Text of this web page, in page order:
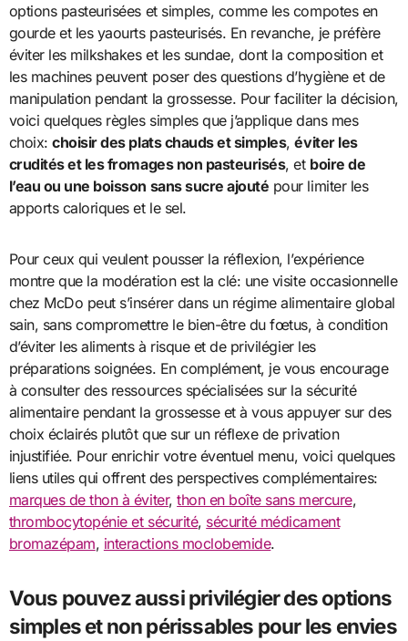
options pasteurisées et simples, comme les compotes en
gourde et les yaourts pasteurisés. En revanche, je préfère
éviter les milkshakes et les sundae, dont la composition et
les machines peuvent poser des questions d’hygiène et de
manipulation pendant la grossesse. Pour faciliter la décision,
voici quelques règles simples que j’applique dans mes
choix:choisir des plats chauds et simples,éviter les
crudités et les fromages non pasteurisés, et boire de
l’eau ou une boisson sans sucre ajouté pour limiter les
apports caloriques et le sel.
Pour ceux qui veulent pousser la réflexion, l’expérience
montre que la modération est la clé: une visite occasionnelle
chez McDo peut s’insérer dans un régime alimentaire global
sain, sans compromettre le bien-être du fœtus, à condition
d’éviter les aliments à risque et de privilégier les
préparations soignées. En complément, je vous encourage
à consulter des ressources spécialisées sur la sécurité
alimentaire pendant la grossesse et à vous appuyer sur des
choix éclairés plutôt que sur un réflexe de privation
injustifiée. Pour enrichir votre éventuel menu, voici quelques
liens utiles qui offrent des perspectives complémentaires:
marques de thon à éviter,thon en boîte sans mercure,
thrombocytopénie et sécurité, sécurité médicament
bromazépam, interactions moclobemide.
Vous pouvez aussi privilégier des options
simples et non périssables pour les envies